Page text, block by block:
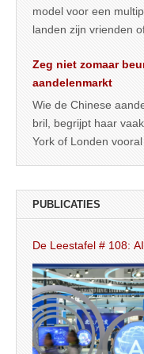
model voor een
landen zijn vrienden
Zeg niet zomaar
aandelenmarkt
Wie de Chinese
bril, begrijpt haar
York of Londen
PUBLICATIES